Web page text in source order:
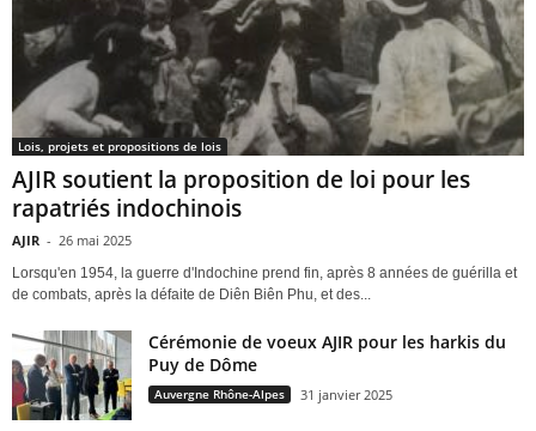
Lois, projets et propositions de lois
AJIR soutient la proposition de loi pour les
rapatriés indochinois
AJIR - 26 mai 2025
Lorsqu'en 1954, la guerre d'Indochine prend fin, après 8 années de guérilla et
de combats, après la défaite de Diên Biên Phu, et des...
Cérémonie de voeux AJIR pour les harkis du
Puy de Dôme
Auvergne Rhône-Alpes 31 janvier 2025